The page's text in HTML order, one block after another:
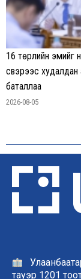
16 төрлийн эмийг
үүсвэрээс
баталлаа
2026-08-05
тауэр 1201